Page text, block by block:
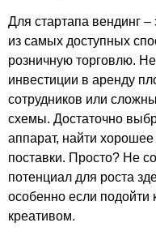
Для стартапа вендинг
из самых доступных
розничную торговлю.
инвестиции в аренду
сотрудников или
схемы. Достаточно
аппарат, найти
поставки. Просто? Не
потенциал для роста
особенно если подойти
креативом.